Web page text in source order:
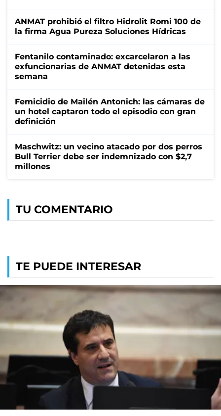
ANMAT prohibió el filtro Hidrolit Romi 100 de
la firma Agua Pureza Soluciones Hídricas
Fentanilo contaminado: excarcelaron a las
exfuncionarias de ANMAT detenidas esta
semana
Femicidio de Mailén Antonich: las cámaras de
un hotel captaron todo el episodio con gran
definición
Maschwitz: un vecino atacado por dos perros
Bull Terrier debe ser indemnizado con $2,7
millones
TU COMENTARIO
TE PUEDE INTERESAR